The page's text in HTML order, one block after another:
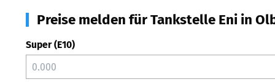
Preise melden für Tankstelle Eni in
Super (E10)